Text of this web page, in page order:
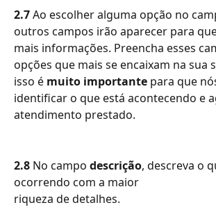
2.7 Ao escolher alguma opção no
outros campos irão aparecer para
mais informações. Preencha esses
opções que mais se encaixam na sua
isso é muito importante para que
identificar o que está acontecendo e
atendimento prestado.
2.8 No campo descrição, descreva o
ocorrendo com a maior
riqueza de detalhes.